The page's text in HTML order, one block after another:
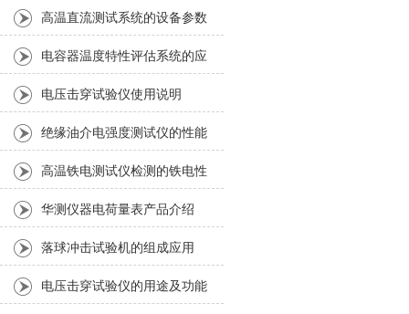
高温直流测试系统的设备参数
电容器温度特性评估系统的应
用范围主要集中在哪几方面？
电压击穿试验仪使用说明
绝缘油介电强度测试仪的性能
特点
高温铁电测试仪检测的铁电性
能是什么？
华测仪器电荷量表产品介绍
落球冲击试验机的组成应用
电压击穿试验仪的用途及功能